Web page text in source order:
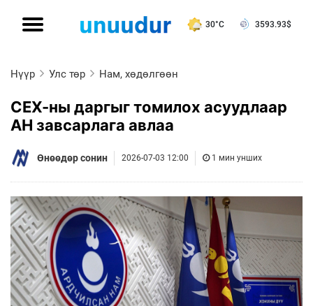
30°C 3593.93$
Нүүр Улс төр Нам, хөдөлгөөн
СЕХ-ны даргыг томилох асуудлаар
АН завсарлага авлаа
Өнөөдөр сонин 2026-07-03 12:00 1 мин унших